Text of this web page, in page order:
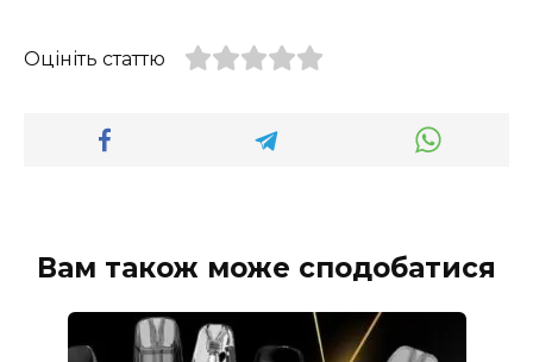
Оцініть статтю
Вам також може сподобатися